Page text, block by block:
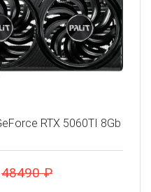
RTX 5060TI 8Gb
48490 ₽